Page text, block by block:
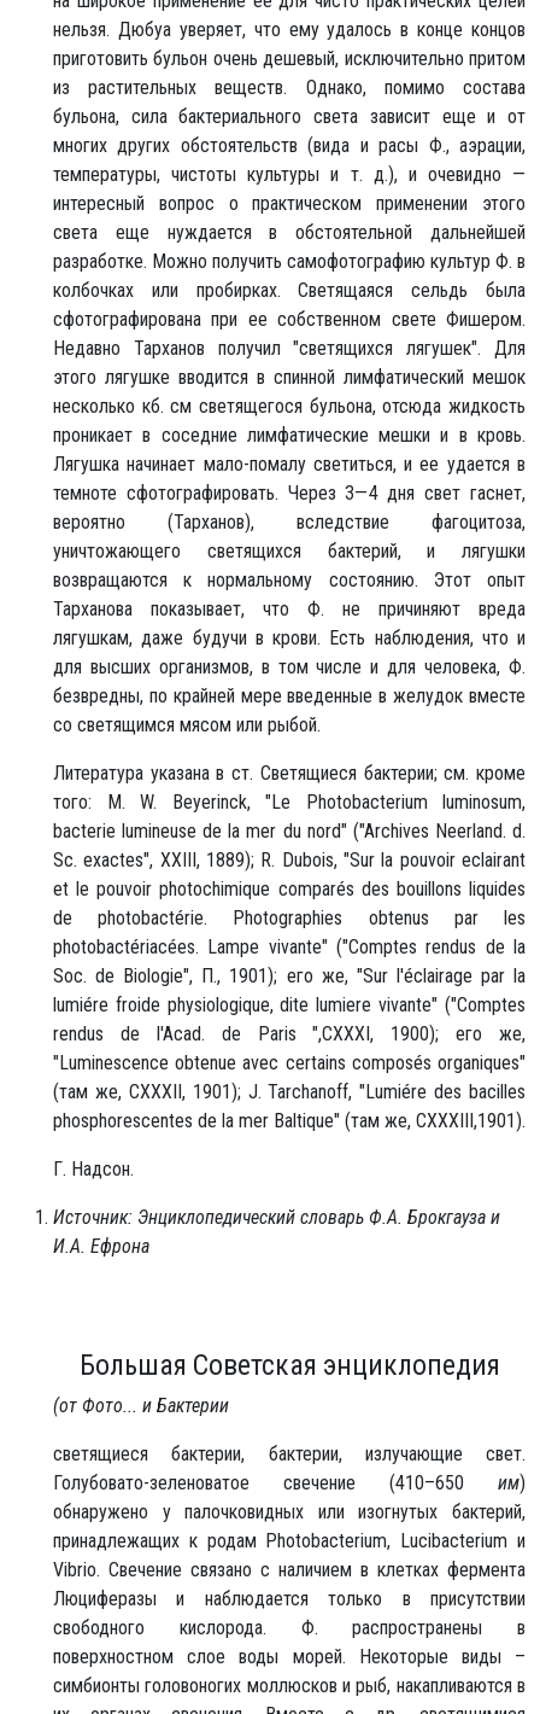
нельзя. Дюбуа уверяет, что ему удалось в конце концов
приготовить бульон очень дешевый, исключительно притом
из растительных веществ. Однако, помимо состава
бульона, сила бактериального света зависит еще и от
многих других обстоятельств (вида и расы Ф., аэрации,
температуры, чистоты культуры и т. д.), и очевидно —
интересный вопрос о практическом применении этого
света еще нуждается в обстоятельной дальнейшей
разработке. Можно получить самофотографию культур Ф. в
колбочках или пробирках. Светящаяся сельдь была
сфотографирована при ее собственном свете Фишером.
Недавно Тарханов получил "светящихся лягушек". Для
этого лягушке вводится в спинной лимфатический мешок
несколько кб. см светящегося бульона, отсюда жидкость
проникает в соседние лимфатические мешки и в кровь.
Лягушка начинает мало-помалу светиться, и ее удается в
темноте сфотографировать. Через 3—4 дня свет гаснет,
вероятно (Тарханов), вследствие фагоцитоза,
уничтожающего светящихся бактерий, и лягушки
возвращаются к нормальному состоянию. Этот опыт
Тарханова показывает, что Ф. не причиняют вреда
лягушкам, даже будучи в крови. Есть наблюдения, что и
для высших организмов, в том числе и для человека, Ф.
безвредны, по крайней мере введенные в желудок вместе
со светящимся мясом или рыбой.
Литература указана в ст. Светящиеся бактерии; см. кроме
того: М. W. Beyerinck, "Le Photobacterium luminosum,
bacterie lumineuse de la mer du nord" ("Archives Neerland. d.
Sc. exactes", XXIII, 1889); R. Dubois, "Sur la pouvoir eclairant
et le pouvoir photochimique comparés des bouillons liquides
de photobactérie. Photographies obtenus par les
photobactériacées. Lampe vivante" ("Comptes rendus de la
Soc. de Biologie", П., 1901); его же, "Sur l'éclairage par la
lumiére froide physiologique, dite lumiere vivante" ("Comptes
rendus de l'Acad. de Paris ",CΧΧΧΙ, 1900); его же,
"Luminescence obtenue avec certains composés organiques"
(там же, CXXXII, 1901); J. Tarchanoff, "Lumiére des bacilles
phosphorescentes de la mer Baltique" (там же, CXXXIII,1901).
Г. Надсон.
Источник: Энциклопедический словарь Ф.А. Брокгауза и
И.А. Ефрона
Большая Советская энциклопедия
(от Фото... и Бактерии
светящиеся бактерии, бактерии, излучающие свет.
Голубовато-зеленоватое свечение (410–650 им)
обнаружено у палочковидных или изогнутых бактерий,
принадлежащих к родам Photobacterium, Lucibacterium и
Vibrio. Свечение связано с наличием в клетках фермента
Люциферазы и наблюдается только в присутствии
свободного кислорода. Ф. распространены в
поверхностном слое воды морей. Некоторые виды –
симбионты головоногих моллюсков и рыб, накапливаются в